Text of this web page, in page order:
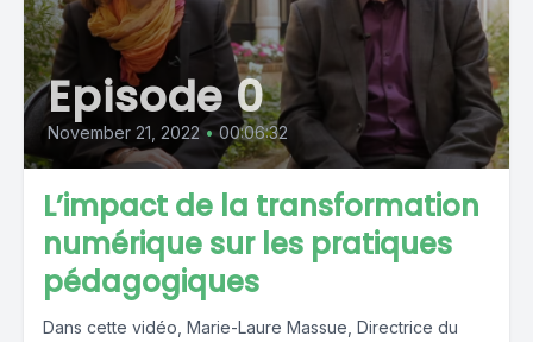
Episode 0
November 21, 2022 • 00:06:32
L’impact de la transformation
numérique sur les pratiques
pédagogiques
Dans cette vidéo, Marie-Laure Massue, Directrice du